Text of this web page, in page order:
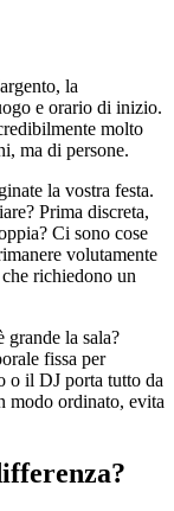
la
e orario di inizio.
molto
ma di persone.
la vostra festa.
Prima discreta,
Ci sono cose
volutamente
richiedono un
la sala?
fissa per
o il DJ porta tutto da
modo ordinato, evita